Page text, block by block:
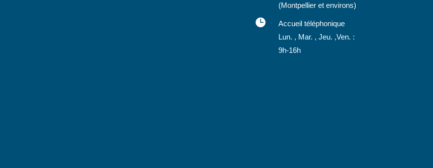
(Montpellier et environs)

Accueil téléphonique
Lun. , Mar. , Jeu. ,Ven. :
9h-16h